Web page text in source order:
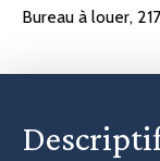
Bureau à louer,